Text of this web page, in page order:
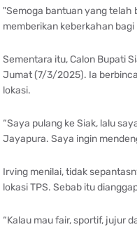
"Semoga bantuan yang telah
memberikan keberkahan
Sementara itu, Calon Bupati
Jumat (7/3/2025). Ia
lokasi.
“Saya pulang ke Siak, lalu
Jayapura. Saya ingin
Irving menilai, tidak
lokasi TPS. Sebab itu
“Kalau mau fair, sportif, jujur